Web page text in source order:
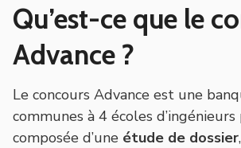
Qu’est-ce que le
Advance ?
Le concours Advance est une
communes à 4 écoles
composée d’une étude de dossier,